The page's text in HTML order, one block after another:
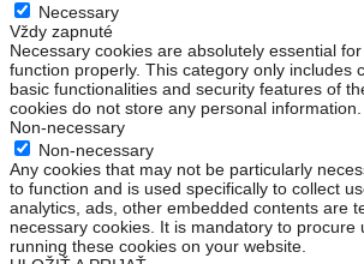
Necessary
Vždy zapnuté
Necessary cookies are absolutely essential
function properly. This category only includes
basic functionalities and security features of
cookies do not store any personal information.
Non-necessary
Non-necessary
Any cookies that may not be particularly
to function and is used specifically to collect
analytics, ads, other embedded contents are
necessary cookies. It is mandatory to procure
running these cookies on your website.